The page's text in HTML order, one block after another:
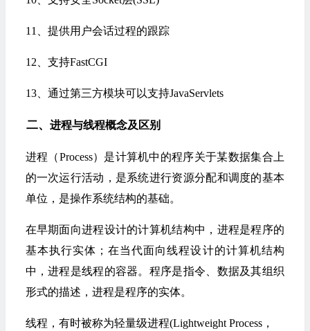
11、提供用户会话过程的跟踪
12、支持FastCGI
13、通过第三方模块可以支持JavaServlets
二、 进程与线程概念及区别
进程（Process）是计算机中的程序关于某数据集合上
的一次运行活动，是系统进行资源分配和调度的基本
单位，是操作系统结构的基础。
在早期面向进程设计的计算机结构中，进程是程序的
基本执行实体；在当代面向线程设计的计算机结构
中，进程是线程的容器。程序是指令、数据及其组织
形式的描述，进程是程序的实体。
线程，有时被称为轻量级进程(Lightweight Process，